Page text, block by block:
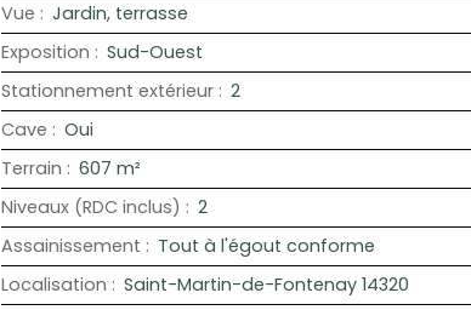
Vue : Jardin, terrasse
Exposition : Sud-Ouest
Stationnement extérieur : 2
Cave : Oui
Terrain : 607 m²
Niveaux (RDC inclus) : 2
Assainissement : Tout à l'égout conforme
Localisation : Saint-Martin-de-Fontenay 14320